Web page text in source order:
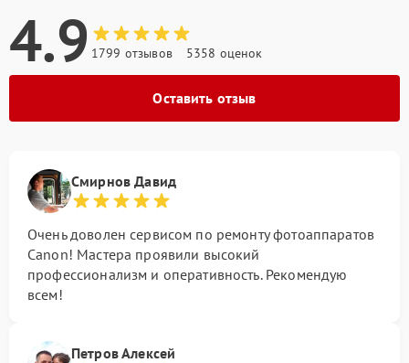
4.9 1799 отзывов 5358 оценок
Оставить отзыв
Смирнов Давид
Очень доволен сервисом по ремонту фотоаппаратов
Canon! Мастера проявили высокий
профессионализм и оперативность. Рекомендую
всем!
Петров Алексей